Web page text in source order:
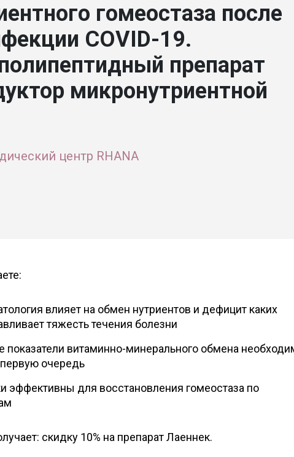
гомеостаза после
COVID-19.
препарат
микронутриентной
центр RHANA
влияет на обмен нутриентов и дефицит каких
тяжесть течения болезни
показатели витаминно-минерального обмена
первую очередь
эффективны для восстановления гомеостаза по
скидку 10% на препарат Лаеннек.